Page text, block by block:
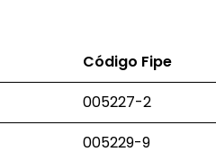
Código Fipe
005227-2
005229-9